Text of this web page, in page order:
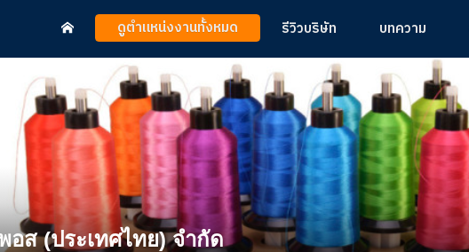
ดูตำแหน่งงานทั้งหมด รีวิวบริษัท บทความ
อส (ประเทศไทย) จำกัด